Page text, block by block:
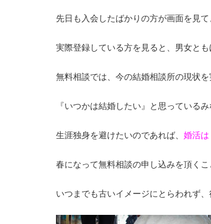
先日も入会したばかりの方が画面を見
実際登録している方を見ると、男女と
無料相談では、今の結婚相談所の現状
『いつかは結婚したい』と思っているみ
生涯独身を避けたいのであれば、 婚活は
春になって無料相談の申し込みを頂くこ
いつまでも古いイメージにとらわれず